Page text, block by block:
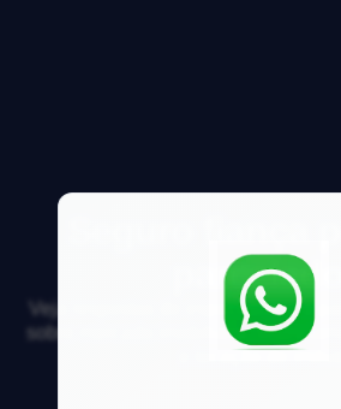
Veja respostas de especialistas e
sobre mercado imobiliário,
e locação de